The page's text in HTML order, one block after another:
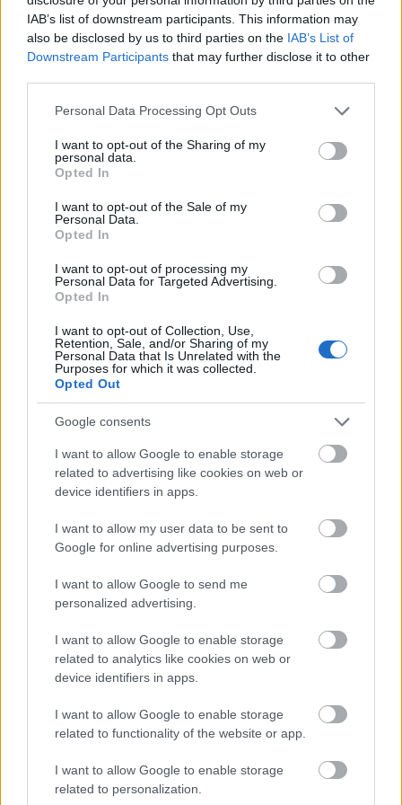
IAB’s list of downstream participants. This information may
also be disclosed by us to third parties on the IAB’s List of
Downstream Participants that may further disclose it to other
Please note that this website/app uses one or more Google
not limited to your visit or usage behaviour. You may click to
grant or deny consent to Google and its third-party tags to
use your data for below specified purposes in below Google
consent section.
Personal Data Processing Opt Outs
I want to opt-out of the Sharing of my
personal data.
Opted In
I want to opt-out of the Sale of my
Personal Data.
Opted In
I want to opt-out of processing my
Personal Data for Targeted Advertising.
Opted In
I want to opt-out of Collection, Use,
Retention, Sale, and/or Sharing of my
Personal Data that Is Unrelated with the
Purposes for which it was collected.
Opted Out
Google consents
I want to allow Google to enable storage
related to advertising like cookies on web or
device identifiers in apps.
I want to allow my user data to be sent to
Google for online advertising purposes.
I want to allow Google to send me
personalized advertising.
I want to allow Google to enable storage
related to analytics like cookies on web or
device identifiers in apps.
I want to allow Google to enable storage
related to functionality of the website or app.
I want to allow Google to enable storage
related to personalization.
Az együttes ötvözi a jelenkori trendeket
a hagyományos baszk világgal. Szerinted
mi a legnagyobb hasonlóság a modern
Sok baszk ritmushangszert használunk,
amelyek jól passzolnak a klubzenék
dinamikájához. Más produkciók is
alkalmaznak hasonló hangokat, a különbség
az, hogy mi furcsa hangszerekkel állítjuk
azokat elő.
Melyik oldal született meg hamarabb a
fejetekben? Az elektronikus vagy a
tradicionális?
A hagyományok mindig is jelen voltak nálunk,
de inkább csak inspiráció szintjén. A
koncertjeink eleinte teljesen elektronikusak
voltak, aztán később lett egy dobosunk, még
később pedig már egyre több hangszeren
játszottunk. A kezdetekben is éreztük
Baszkföld hatását, de ez nem feltétlen jelent
AStar Of Lovetele van szeretettel,
vagytok ennyire pozitívak?
Az első lemez dalait nagyban motiválta az a
befejetlen opera, amelyet Laure [Stockley - a
zenekar volt énekesnője] nagyapja írt, és
gyűlöletről és irigységről. Mindezek olyan
univerzális dolgok, amelyeket mind-mind
érinteni próbáltunk a lemez készítése során,
hogy egy teljes, kerek élményt nyújtsunk.